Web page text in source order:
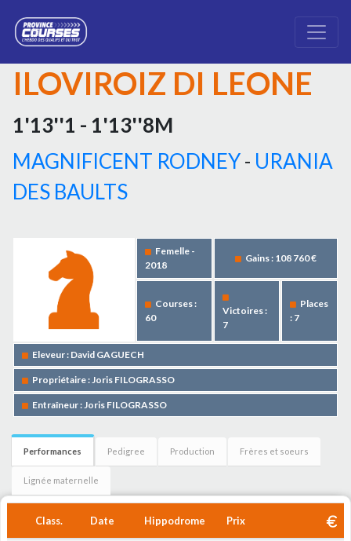
ILOVIROIZ DI LEONE
1'13''1 - 1'13''8M
MAGNIFICENT RODNEY- URANIA
DES BAULTS
Femelle -
2018
Gains : 108 760 €
Courses :
60
Victoires :
7
Places
: 7
Eleveur : David GAGUECH
Propriétaire : Joris FILOGRASSO
Entraîneur : Joris FILOGRASSO
Performances Pedigree Production Frères et soeurs
Lignée maternelle
Class. Date Hippodrome Prix